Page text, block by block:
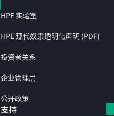
HPE 实验室
HPE 现代奴隶透明化声明 (PDF)
投资者关系
企业管理层
公开政策
支持